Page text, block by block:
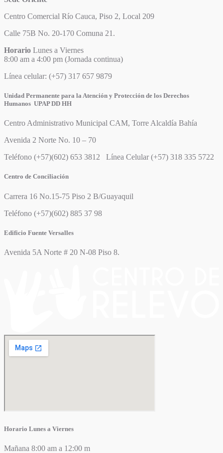
Centro Comercial Río Cauca, Piso 2, Local 209
Calle 75B No. 20-170 Comuna 21.
Horario Lunes a Viernes
8:00 am a 4:00 pm (Jornada continua)
Línea celular: (+57) 317 657 9879
Unidad Permanente para la Atención y Protección de los Derechos
Humanos UPAP DD HH
Centro Administrativo Municipal CAM, Torre Alcaldía Bahía
Avenida 2 Norte No. 10 – 70
Teléfono (+57)(602) 653 3812 Línea Celular (+57) 318 335 5722
Centro de Conciliación
Carrera 16 No.15-75 Piso 2 B/Guayaquil
Teléfono (+57)(602) 885 37 98
Edificio Fuente Versalles
Avenida 5A Norte # 20 N-08 Piso 8.
Horario Lunes a Viernes
Mañana 8:00 am a 12:00 m